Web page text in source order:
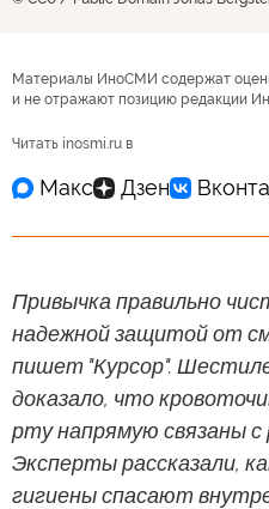
Материалы ИноСМИ содержат
и не отражают позицию редакции
Читать inosmi.ru в
Привычка правильно
надежной защитой от
пишет "Курсор".
доказало, что
рту напрямую связаны
Эксперты рассказали,
гигиены спасают